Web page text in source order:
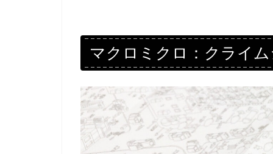
マクロミクロ：クライ